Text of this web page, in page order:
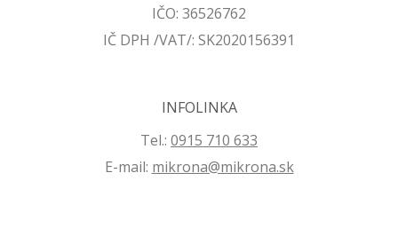
IČO: 36526762
IČ DPH /VAT/: SK2020156391
INFOLINKA
Tel.: 0915 710 633
E-mail: mikrona@mikrona.sk